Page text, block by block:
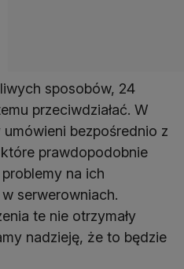
sposobów, 24
przeciwdziałać. W
bezpośrednio z
prawdopodobnie
na ich
serwerowniach.
te nie otrzymały
nadzieję, że to będzie